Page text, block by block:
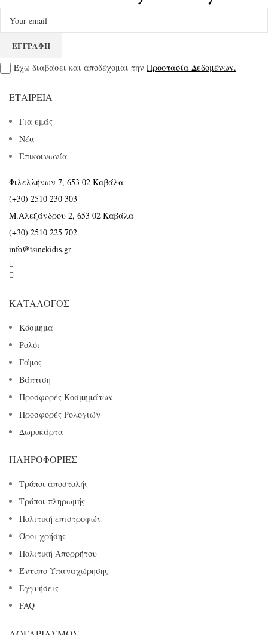
Έχω διαβάσει και αποδέχομαι την Προστασία Δεδομένων.
ΕΤΑΙΡΕΊΑ
Για εμάς
Νέα
Επικοινωνία
Φιλελλήνων 7, 653 02 Καβάλα
(+30) 2510 230 303
Μ.Αλεξάνδρου 2, 653 02 Καβάλα
(+30) 2510 225 702
info@tsinekidis.gr


ΚΑΤΆΛΟΓΟΣ
Κόσμημα
Ρολόι
Γάμος
Βάπτιση
Προσφορές Κοσμημάτων
Προσφορές Ρολογιών
Δωροκάρτα
ΠΛΗΡΟΦΟΡΊΕΣ
Τρόποι αποστολής
Τρόποι πληρωμής
Πολιτική επιστροφών
Όροι χρήσης
Πολιτική Απορρήτου
Έντυπο Υπαναχώρησης
Εγγυήσεις
FAQ